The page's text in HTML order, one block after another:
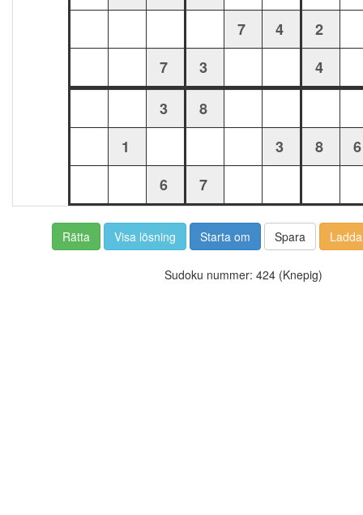
Rätta Visa lösning Starta om Spara Ladda
Sudoku nummer: 424 (Knepig)